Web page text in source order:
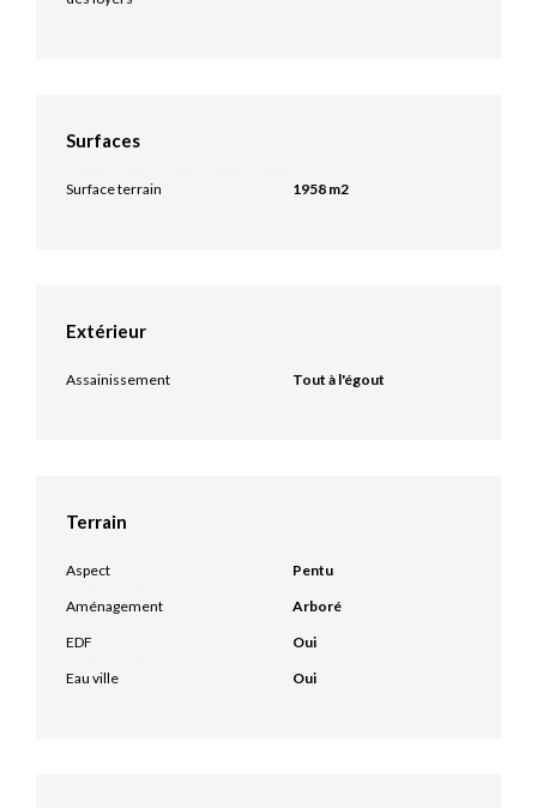
Surfaces
Surface terrain 1958 m2
Extérieur
Assainissement Tout à l'égout
Terrain
Aspect
Pentu
Aménagement
Arboré
EDF
Oui
Eau ville
Oui